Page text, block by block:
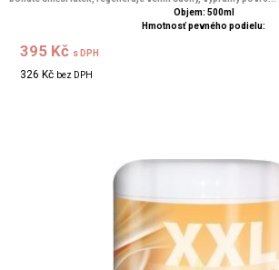
Objem: 500ml
Hmotnosť pevného podielu:
395 Kč s DPH
326 Kč bez DPH